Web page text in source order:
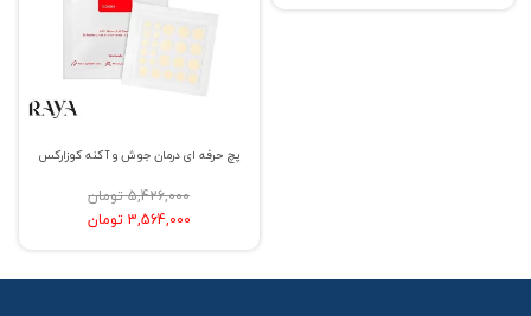
پچ حرفه ای درمان جوش و آکنه کوزارکس
5,426,000 تومان
3,564,000 تومان